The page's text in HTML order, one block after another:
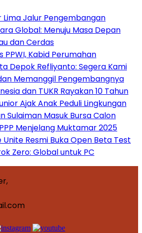
Lima Jalur Pengembangan
Global: Menuju Masa Depan
dan Cerdas
PPWI, Kabid Perumahan
Depok Refliyanto: Segera Kami
Memanggil Pengembangnya
dan TUKR Rayakan 10 Tahun
Ajak Anak Peduli Lingkungan
Sulaiman Masuk Bursa Calon
Menjelang Muktamar 2025
Resmi Buka Open Beta Test
Zero: Global untuk PC